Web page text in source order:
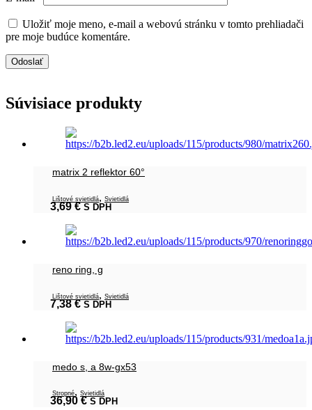
Uložiť moje meno, e-mail a webovú stránku v tomto prehliadači
pre moje budúce komentáre.
Súvisiace produkty
matrix 2 reflektor 60°
Lištové svietidlá, Svietidlá
3,69€ S DPH
reno ring, g
Lištové svietidlá, Svietidlá
7,38€ S DPH
medo s, a 8w-gx53
Stropné, Svietidlá
36,90€ S DPH